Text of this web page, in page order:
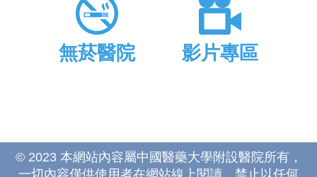
無菸醫院 影片專區
© 2023 本網站內容屬中國醫藥大學附設醫院所有，
一切內容僅供使用者在網站線上閱讀，禁止以任何